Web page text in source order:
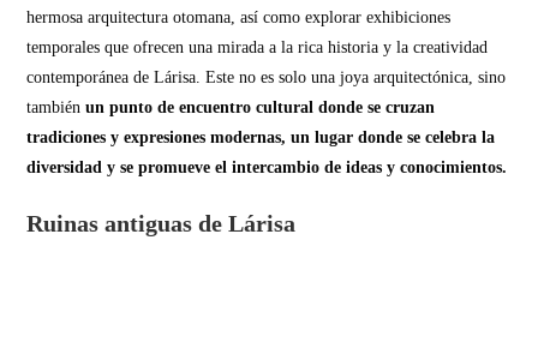
hermosa arquitectura otomana, así como explorar exhibiciones
temporales que ofrecen una mirada a la rica historia y la creatividad
contemporánea de Lárisa. Este no es solo una joya arquitectónica, sino
también un punto de encuentro cultural donde se cruzan
tradiciones y expresiones modernas, un lugar donde se celebra la
diversidad y se promueve el intercambio de ideas y conocimientos.
Ruinas antiguas de Lárisa